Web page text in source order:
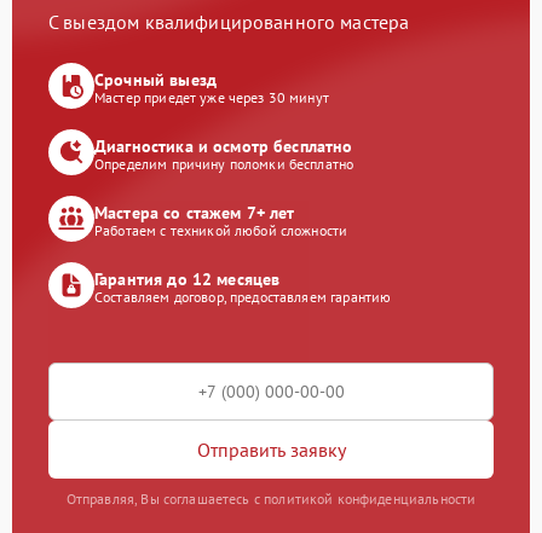
С выездом квалифицированного мастера
Срочный выезд
Мастер приедет уже через 30 минут
Диагностика и осмотр бесплатно
Определим причину поломки бесплатно
Мастера со стажем 7+ лет
Работаем с техникой любой сложности
Гарантия до 12 месяцев
Составляем договор, предоставляем гарантию
Отправить заявку
Отправляя, Вы соглашаетесь с политикой конфиденциальности